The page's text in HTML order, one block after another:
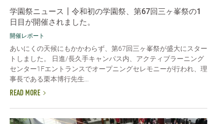
学園祭ニュース┃令和初の学園祭、第67回三ヶ峯祭の1
日目が開催されました。
開催レポート
あいにくの天候にもかかわらず、第67回三ヶ峯祭が盛大にスター
トしました。 日進/長久手キャンパス内、アクティブラーニング
センター1Fエントランスでオープニングセレモニーが行われ、理
事長である栗本博行先生...
READ MORE